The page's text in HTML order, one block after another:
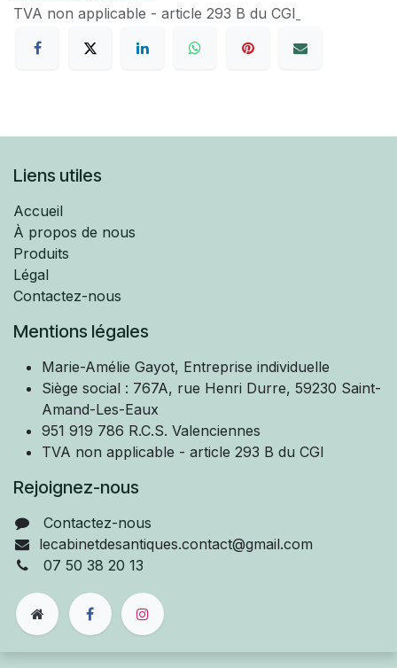
TVA​ non applicable - article 293 B du CGI
Liens utiles
Accueil
À propos de nous
Produits
Légal
Contactez-nous
Mentions légales
Marie-Amélie Gayot, Entreprise individuelle
Siège social : 767A, rue Henri Durre, 59230 Saint-
Amand-Les-Eaux
951 919 786 R.C.S. Valenciennes
TVA non applicable - article 293 B du CGI
Rejoignez-nous
Contactez-nous
lecabinetdesantiques.contact@gmail.com
07 50 38 20 13